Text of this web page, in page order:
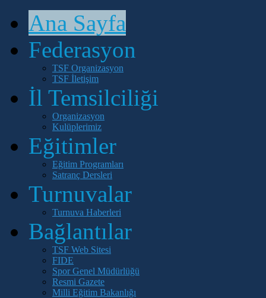
Ana Sayfa
Federasyon
TSF Organizasyon
TSF İletişim
İl Temsilciliği
Organizasyon
Kulüplerimiz
Eğitimler
Eğitim Programları
Satranç Dersleri
Turnuvalar
Turnuva Haberleri
Bağlantılar
TSF Web Sitesi
FIDE
Spor Genel Müdürlüğü
Resmi Gazete
Milli Eğitim Bakanlığı